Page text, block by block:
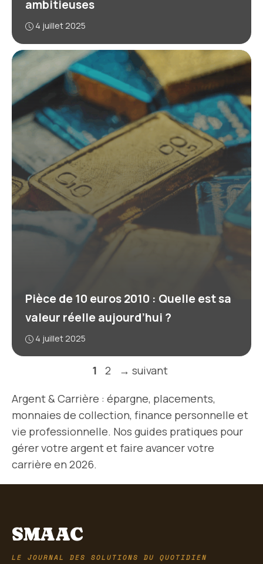
ambitieuses
4 juillet 2025
Pièce de 10 euros 2010 : Quelle est sa
valeur réelle aujourd’hui ?
4 juillet 2025
Page
1 Page
2 → suivant
Argent & Carrière : épargne, placements,
monnaies de collection, finance personnelle et
vie professionnelle. Nos guides pratiques pour
gérer votre argent et faire avancer votre
carrière en 2026.
SMAAC
LE JOURNAL DES SOLUTIONS DU QUOTIDIEN